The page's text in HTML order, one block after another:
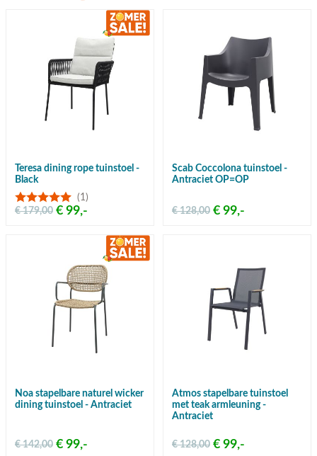
Teresa dining rope tuinstoel -
Black
(1)
€ 99,-
€ 179,00
Scab Coccolona tuinstoel -
Antraciet OP=OP
€ 99,-
€ 128,00
Noa stapelbare naturel wicker
dining tuinstoel - Antraciet
€ 99,-
€ 142,00
Atmos stapelbare tuinstoel
met teak armleuning -
Antraciet
€ 99,-
€ 128,00